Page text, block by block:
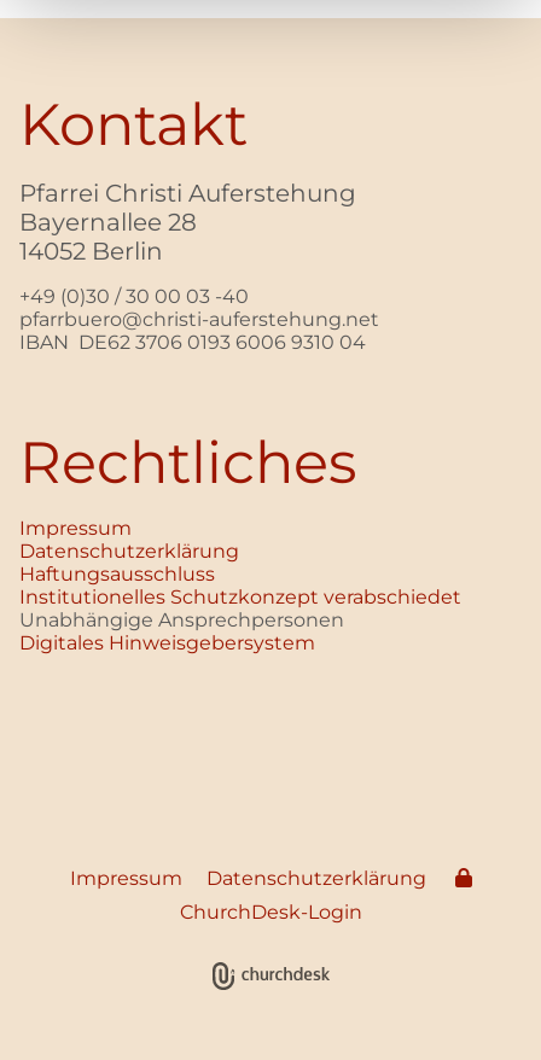
Kontakt
Pfarrei Christi Auferstehung
Bayernallee 28
14052 Berlin
+49 (0)30 / 30 00 03 -40
pfarrbuero@christi-auferstehung.net
IBAN DE62 3706 0193 6006 9310 04
Rechtliches
Impressum
Datenschutz­erklärung
Haftungsausschluss
Institutionelles Schutzkonzept verabschiedet
Unabhängige Ansprechpersonen
Digitales Hinweisgebersystem
Impressum
Datenschutzerklärung
ChurchDesk-Login